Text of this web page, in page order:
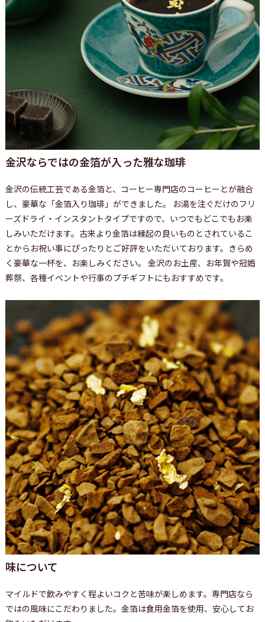
金沢ならではの金箔が入った雅な珈琲
金沢の伝統工芸である金箔と、コーヒー専門店のコーヒーとが融合
し、豪華な「金箔入り珈琲」ができました。 お湯を注ぐだけのフリ
ーズドライ・インスタントタイプですので、いつでもどこでもお楽
しみいただけます。古来より金箔は縁起の良いものとされているこ
とからお祝い事にぴったりとご好評をいただいております。きらめ
く豪華な一杯を、お楽しみください。 金沢のお土産、お年賀や冠婚
葬祭、各種イベントや行事のプチギフトにもおすすめです。
味について
マイルドで飲みやすく程よいコクと苦味が楽しめます。専門店なら
ではの風味にこだわりました。金箔は食用金箔を使用、安心してお